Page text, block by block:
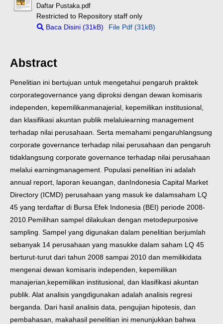
Daftar Pustaka.pdf
Restricted to Repository staff only
Baca Disini (31kB)
File Pdf (31kB)
Abstract
Penelitian ini bertujuan untuk mengetahui pengaruh praktek
corporategovernance yang diproksi dengan dewan komisaris
independen, kepemilikanmanajerial, kepemilikan institusional,
dan klasifikasi akuntan publik melaluiearning management
terhadap nilai perusahaan. Serta memahami pengaruhlangsung
corporate governance terhadap nilai perusahaan dan pengaruh
tidaklangsung corporate governance terhadap nilai perusahaan
melalui earningmanagement. Populasi penelitian ini adalah
annual report, laporan keuangan, danIndonesia Capital Market
Directory (ICMD) perusahaan yang masuk ke dalamsaham LQ
45 yang terdaftar di Bursa Efek Indonesia (BEI) periode 2008-
2010. Pemilihan sampel dilakukan dengan metodepurposive
sampling. Sampel yang digunakan dalam penelitian berjumlah
sebanyak 14 perusahaan yang masukke dalam saham LQ 45
berturut-turut dari tahun 2008 sampai 2010 dan memilikidata
mengenai dewan komisaris independen, kepemilikan
manajerian, kepemilikan institusional, dan klasifikasi akuntan
publik. Alat analisis yangdigunakan adalah analisis regresi
berganda. Dari hasil analisis data, pengujian hipotesis, dan
pembahasan, makahasil penelitian ini menunjukkan bahwa